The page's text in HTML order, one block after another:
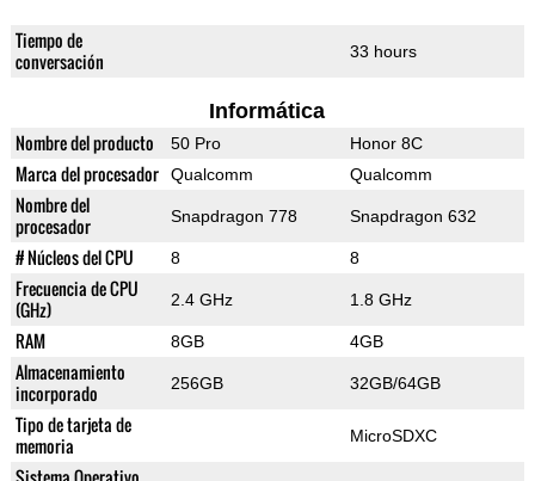
Tiempo de
conversación
33 hours
Informática
Nombre del producto 50 Pro Honor 8C
Marca del procesador Qualcomm Qualcomm
Nombre del
procesador
Snapdragon 778 Snapdragon 632
# Núcleos del CPU 8 8
Frecuencia de CPU
(GHz)
2.4 GHz 1.8 GHz
RAM 8GB 4GB
Almacenamiento
incorporado
256GB 32GB/64GB
Tipo de tarjeta de
memoria
MicroSDXC